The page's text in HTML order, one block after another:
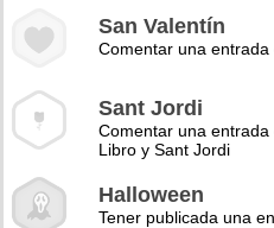
San Valentín
Comentar una
Sant Jordi
Comentar una
Libro y Sant Jordi
Halloween
Tener publicada una